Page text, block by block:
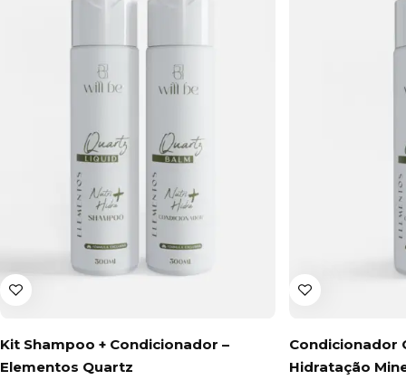
Kit Shampoo + Condicionador –
Elementos Quartz
Condicionador
Hidratação